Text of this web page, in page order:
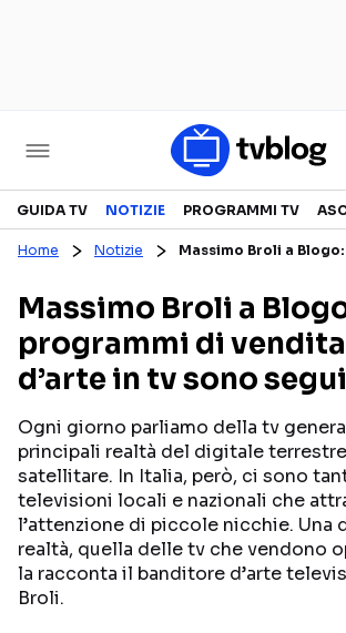
Televisione
CANALI TV
PROGRAMMI TV
PERSONAGGI TV
SERIE TV
REALITY
FICTION
Streaming
NETFLIX
AMAZON PRIME VIDEO
DAZN
GUIDA TV NOTIZIE PROGRAMMI TV
Home Notizie Massimo Broli a
Massimo Broli a
programmi di
d’arte in tv sono
Ogni giorno parliamo della tv
principali realtà del digitale
satellitare. In Italia, però, ci sono
televisioni locali e nazionali che
l’attenzione di piccole nicchie. Una
realtà, quella delle tv che vendono
la racconta il banditore d’arte
Broli.